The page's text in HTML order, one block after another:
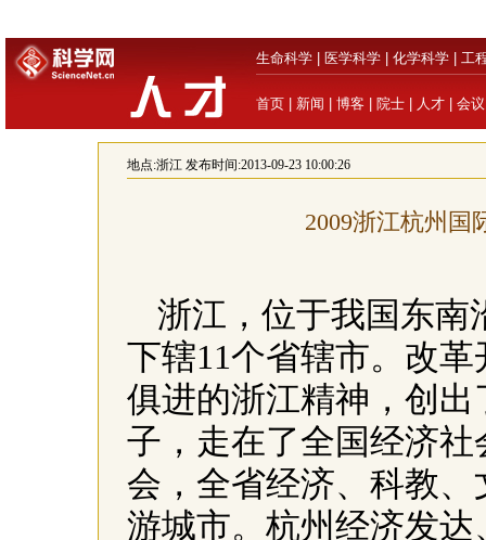
生命科学 医学科学 化学科学 工
首页 新闻 博客 院士 人才 会议
地点:浙江发布时间:2013-09-23 10:00:26
2009浙江杭州国
浙江，位于我国东南
下辖11个省辖市。改
俱进的浙江精神，创
子，走在了全国经济
会，全省经济、科教
游城市。杭州经济发